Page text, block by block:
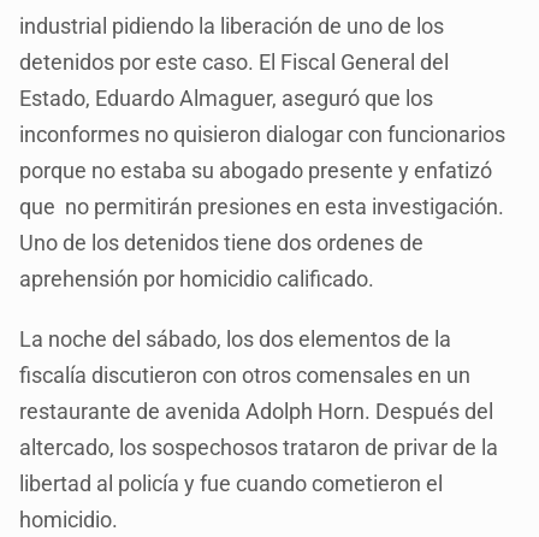
industrial pidiendo la liberación de uno de los
detenidos por este caso. El Fiscal General del
Estado, Eduardo Almaguer, aseguró que los
inconformes no quisieron dialogar con funcionarios
porque no estaba su abogado presente y enfatizó
que no permitirán presiones en esta investigación.
Uno de los detenidos tiene dos ordenes de
aprehensión por homicidio calificado.
La noche del sábado, los dos elementos de la
fiscalía discutieron con otros comensales en un
restaurante de avenida Adolph Horn. Después del
altercado, los sospechosos trataron de privar de la
libertad al policía y fue cuando cometieron el
homicidio.